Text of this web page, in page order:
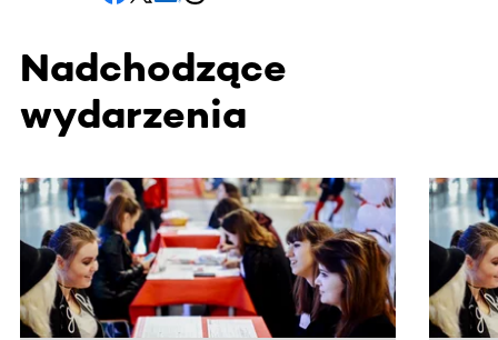
Nadchodzące
wydarzenia
Ta sekcja zawiera treści przewijane w poziomie. Użyj